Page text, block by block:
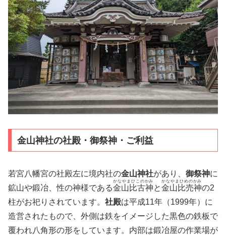
金山神社の社殿・御祭神・ご利益
若宮八幡宮の社殿左に境内社の金山神社があり、 御祭神に
鉱山や鍛冶、性の神様である金山比古神
かなやまひこのかみ
と金山比売神
かなやまひめのかみ
の2
柱がお祀りされています。 社殿は平成11年（1999年）に
造営されたもので、外側は鉄をイメージした黒色の鉄板で
覆われ八角形の形をしています。内部は鍛冶屋の作業場が